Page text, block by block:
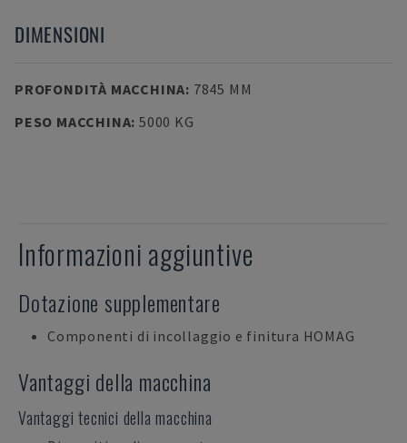
DIMENSIONI
PROFONDITÀ MACCHINA: 7845 MM
PESO MACCHINA: 5000 KG
Informazioni aggiuntive
Dotazione supplementare
Componenti di incollaggio e finitura HOMAG
Vantaggi della macchina
Vantaggi tecnici della macchina